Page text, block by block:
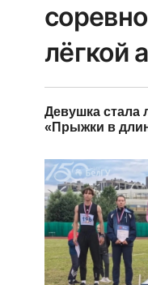
ПРИЁМА
СПЕЦИАЛЬНОСТИ
И НАПРАВЛЕНИЯ
ЭКЗАМЕНЫ
СТОИМОСТЬ
ОБУЧЕНИЯ
лёгкой
Девушка стала
«Прыжки в